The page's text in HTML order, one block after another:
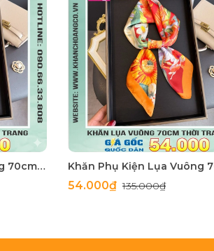
Khăn Phụ Kiện Lụa Vuông 70cm - Thế Giới Khăn Đẹp C1062_3
54.000₫135.000₫